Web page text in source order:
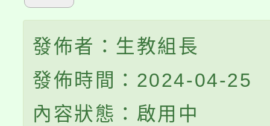
發佈者：生教組長
發佈時間：2024-04-25
內容狀態：啟用中